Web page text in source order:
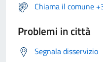
Chiama il comune
Problemi in città
Segnala disservizio